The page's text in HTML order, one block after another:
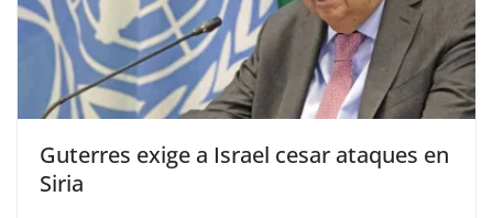
Guterres exige a Israel cesar ataques en
Siria